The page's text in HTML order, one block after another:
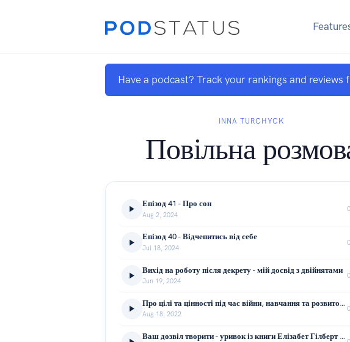
Have a podcast? Track your rankings and
INNA TURCHYCK
Повільна
Епізод 41 - Про сон
Aug 2, 2024
Епізод 40 - Відчепитись від себе
Jul 18, 2024
Вихід на роботу після декрету - мій досвід з двійнятами
Jun 19, 2024
Про цілі та цінності під час війни, навчання та розвиток усвідомленості через контакт із собою
Aug 18, 2022
Ваш дозвіл творити - уривок із книги Елізабет Гілберт "Велика магія"